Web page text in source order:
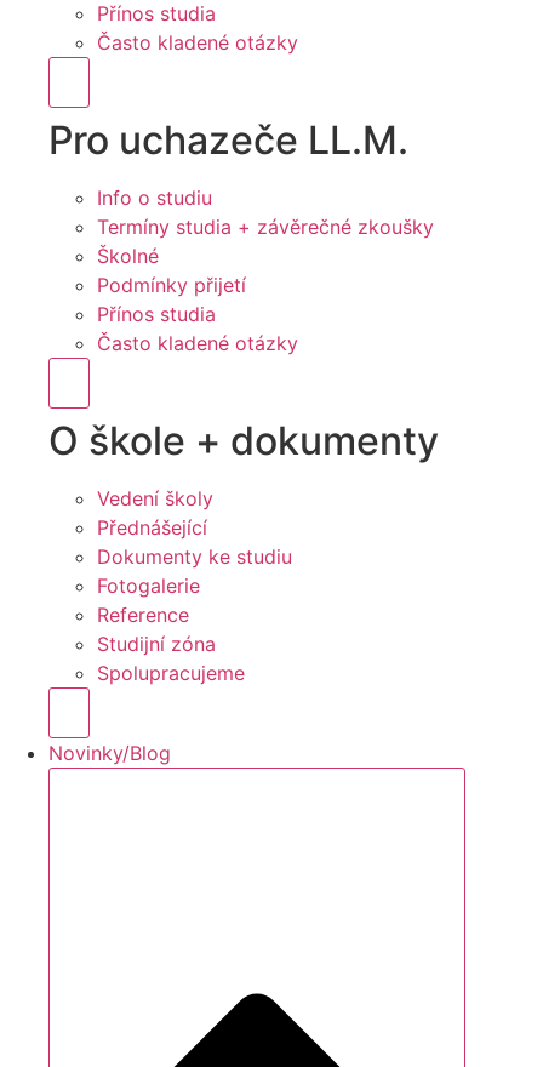
Přínos studia
Často kladené otázky
Pro uchazeče LL.M.
Info o studiu
Termíny studia + závěrečné zkoušky
Školné
Podmínky přijetí
Přínos studia
Často kladené otázky
O škole + dokumenty
Vedení školy
Přednášející
Dokumenty ke studiu
Fotogalerie
Reference
Studijní zóna
Spolupracujeme
Novinky/Blog